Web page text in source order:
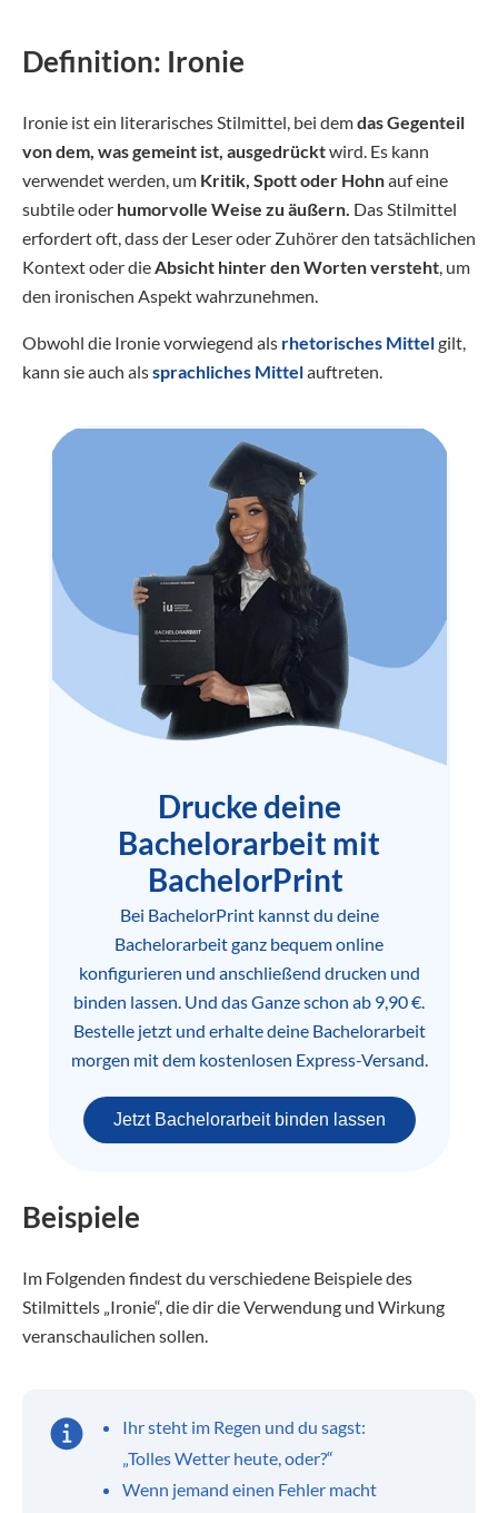
Definition: Ironie
Ironie ist ein literarisches Stilmittel, bei demdas Gegenteil
von dem, was gemeint ist, ausgedrücktwird. Es kann
verwendet werden, um Kritik, Spott oder Hohnauf eine
subtile oder humorvolle Weise zu äußern. Das Stilmittel
erfordert oft, dass der Leser oder Zuhörer den tatsächlichen
Kontext oder dieAbsicht hinter den Worten versteht, um
den ironischen Aspekt wahrzunehmen.
Obwohl die Ironie vorwiegend als rhetorisches Mittelgilt,
kann sie auch alssprachliches Mittelauftreten.
Drucke deine
Bachelorarbeit mit
BachelorPrint
Bei BachelorPrint kannst du deine
Bachelorarbeit ganz bequem online
konfigurieren und anschließend drucken und
binden lassen. Und das Ganze schon ab 9,90 €.
Bestelle jetzt und erhalte deine Bachelorarbeit
morgen mit dem kostenlosen Express-Versand.
Jetzt Bachelorarbeit binden lassen
Beispiele
Im Folgenden findest du verschiedene Beispiele des
Stilmittels „Ironie“, die dir die Verwendung und Wirkung
veranschaulichen sollen.
Ihr steht im Regen und du sagst:
„Tolles Wetter heute, oder?“
Wenn jemand einen Fehler macht